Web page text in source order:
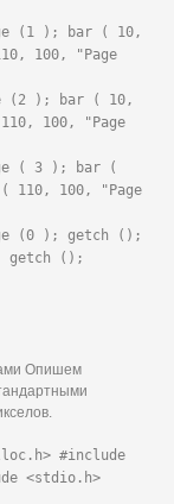
(1 ); bar ( 10,
100, "Page
(2 ); bar ( 10,
100, "Page
( 3 ); bar (
110, 100, "Page
(0 ); getch ();
getch ();
Опишем
#include
<stdio.h>